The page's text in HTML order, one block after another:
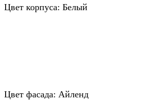
Цвет корпуса: Белый
Цвет фасада: Айленд